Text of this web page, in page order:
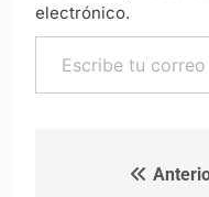
electrónico.
Escribe tu correo